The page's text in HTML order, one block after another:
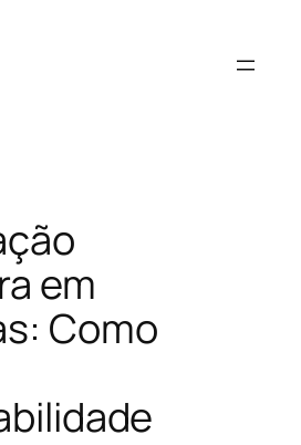
em
Como